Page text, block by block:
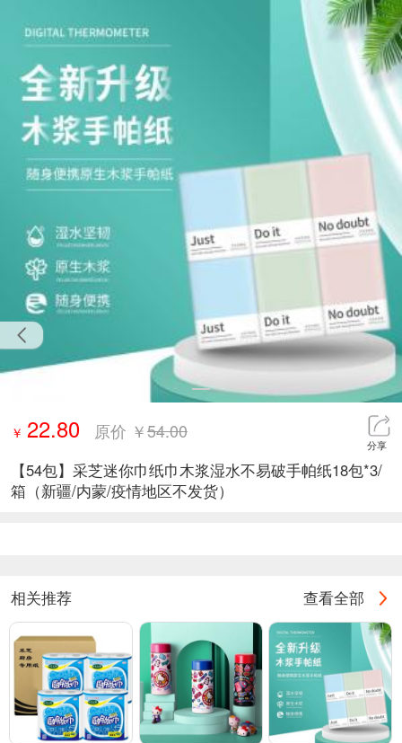
￥ 22.80 原价 ￥54.00
分享
【54包】采芝迷你巾纸巾木浆湿水不易破手帕纸18包*3/
箱（新疆/内蒙/疫情地区不发货）
相关推荐 查看全部